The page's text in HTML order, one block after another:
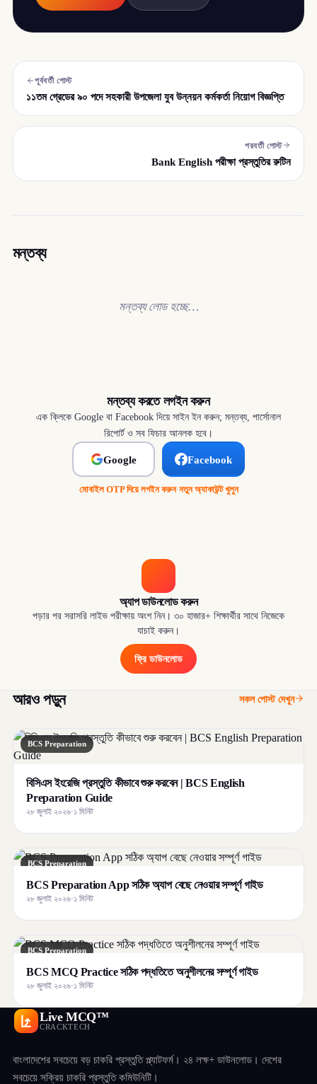
পূর্ববর্তী পোস্ট
১১তম গ্রেডের ৯০ পদে সহকারী উপজেলা যুব উন্নয়ন কর্মকর্তা নিয়োগ বিজ্ঞপ্তি
পরবর্তী পোস্ট
Bank English পরীক্ষা প্রস্তুতির রুটিন
মন্তব্য
মন্তব্য লোড হচ্ছে…
মন্তব্য করতে লগইন করুন
এক ক্লিকে Google বা Facebook দিয়ে সাইন ইন করুন; মন্তব্য, পার্সোনাল
রিপোর্ট ও সব ফিচার আনলক হবে।
Google Facebook
মোবাইল OTP দিয়ে লগইন করুন·নতুন অ্যাকাউন্ট খুলুন
অ্যাপ ডাউনলোড করুন
পড়ার পর সরাসরি লাইভ পরীক্ষায় অংশ নিন। ৩০ হাজার+ শিক্ষার্থীর সাথে নিজেকে
যাচাই করুন।
ফ্রি ডাউনলোড
আরও পড়ুন সকল পোস্ট দেখুন
BCS Preparation
বিসিএস ইংরেজি প্রস্তুতি কীভাবে শুরু করবেন | BCS English
Preparation Guide
২৮ জুলাই ২০২৬·১ মিনিট
BCS Preparation
BCS Preparation App সঠিক অ্যাপ বেছে নেওয়ার সম্পূর্ণ গাইড
২৮ জুলাই ২০২৬·১ মিনিট
BCS Preparation
BCS MCQ Practice সঠিক পদ্ধতিতে অনুশীলনের সম্পূর্ণ গাইড
২৮ জুলাই ২০২৬·১ মিনিট
Live MCQ™
CRACKTECH
বাংলাদেশের সবচেয়ে বড় চাকরি প্রস্তুতি প্ল্যাটফর্ম। ২৪ লক্ষ+ ডাউনলোড। দেশের
সবচেয়ে সক্রিয় চাকরি প্রস্তুতি কমিউনিটি।